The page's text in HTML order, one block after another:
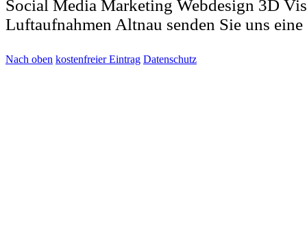
Social Media Marketing Webdesign 3D
Luftaufnahmen Altnau senden Sie uns eine
Nach oben kostenfreier Eintrag Datenschutz